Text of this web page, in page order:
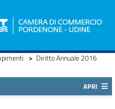
> Diritto Annuale 2016
APRI